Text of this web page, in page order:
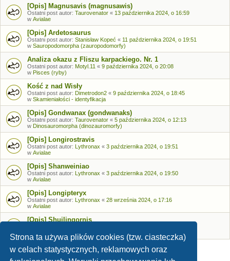
Strona ta używa plików cookies (tzw. ciasteczka)
w celach statystycznych, reklamowych oraz
[Opis] Magnusavis (magnusawis)
Ostatni post autor: Taurovenator « 13 października 2024, o 16:59
w Avialae
[Opis] Ardetosaurus
Ostatni post autor: Stanisław Kopeć « 11 października 2024, o 19:51
w Sauropodomorpha (zauropodomorfy)
Analiza okazu z Fliszu karpackiego. Nr. 1
Ostatni post autor: Motyl.11 « 9 października 2024, o 20:08
w Pisces (ryby)
Kość z nad Wisły
Ostatni post autor: Dimetrodon2 « 9 października 2024, o 18:45
w Skamieniałości - identyfikacja
[Opis] Gondwanax (gondwanaks)
Ostatni post autor: Taurovenator « 5 października 2024, o 12:13
w Dinosauromorpha (dinozauromorfy)
[Opis] Longirostravis
Ostatni post autor: Lythronax « 3 października 2024, o 19:51
w Avialae
[Opis] Shanweiniao
Ostatni post autor: Lythronax « 3 października 2024, o 19:50
w Avialae
[Opis] Longipteryx
Ostatni post autor: Lythronax « 28 września 2024, o 17:16
w Avialae
[Opis] Shuilingornis